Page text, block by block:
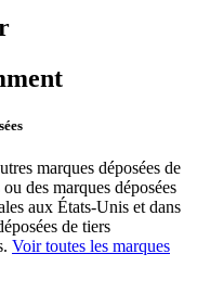
marques déposées de
des marques déposées
aux États-Unis et dans
de tiers
Voir toutes les marques